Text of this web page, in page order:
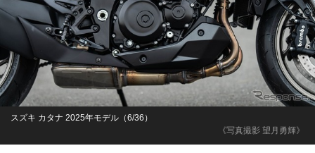
《写真撮影 望月勇輝》
スズキ カタナ 2025年モデル（6/36）